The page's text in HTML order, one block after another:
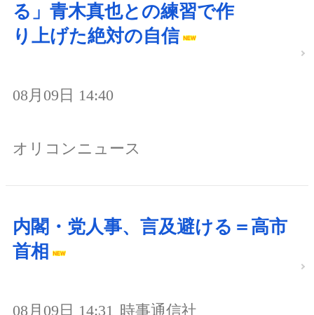
る」青木真也との練習で作
り上げた絶対の自信
08月09日 14:40
オリコンニュース
内閣・党人事、言及避ける＝高市
首相
08月09日 14:31 時事通信社